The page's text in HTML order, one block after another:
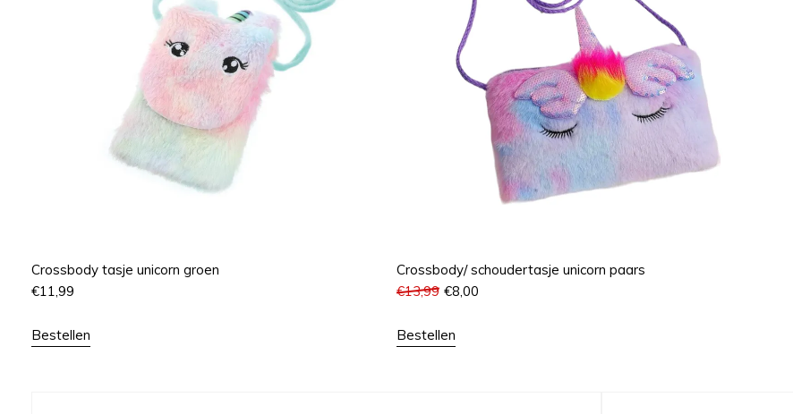
Crossbody tasje unicorn groen
€11,99
Bestellen
Crossbody/ schoudertasje unicorn paars
€13,99 €8,00
Bestellen